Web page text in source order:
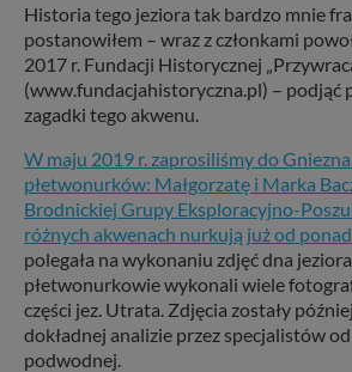
Historia tego jeziora tak bardzo mnie
postanowiłem – wraz z członkami
2017 r. Fundacji Historycznej
(www.fundacjahistoryczna.pl) – podjąć
zagadki tego akwenu.
W maju 2019 r. zaprosiliśmy do
płetwonurków: Małgorzatę i Marka
Brodnickiej Grupy Eksploracyjno-
różnych akwenach nurkują już od
polegała na wykonaniu zdjęć dna
płetwonurkowie wykonali wiele
części jez. Utrata. Zdjęcia zostały
dokładnej analizie przez specjalistów
podwodnej.